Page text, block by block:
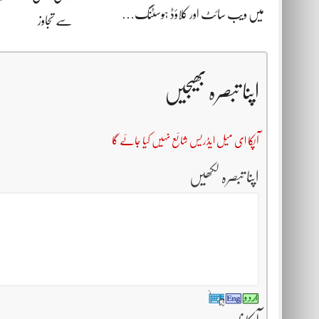
میں ویب سائٹ اور کلاؤڈ ہوسٹنگ…
سے تجاوز
اپنا تبصرہ بھیجیں
آپکا ای میل ایڈریس شائع نہیں کیا جائے گا
اپنا تبصرہ لکھیں